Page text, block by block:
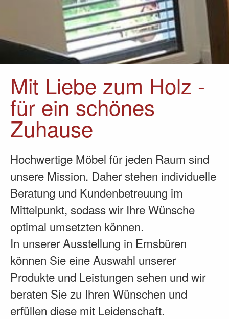
Mit Liebe zum Holz -
für ein schönes
Zuhause
Hochwertige Möbel für jeden Raum sind
unsere Mission. Daher stehen individuelle
Beratung und Kundenbetreuung im
Mittelpunkt, sodass wir Ihre Wünsche
optimal umsetzten können.
In unserer Ausstellung in Emsbüren
können Sie eine Auswahl unserer
Produkte und Leistungen sehen und wir
beraten Sie zu Ihren Wünschen und
erfüllen diese mit Leidenschaft.